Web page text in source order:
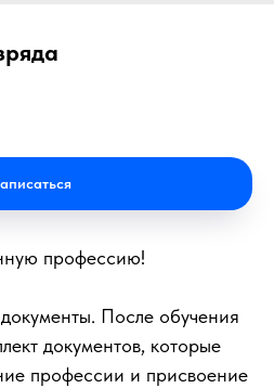
профессию!
После обучения
документов, которые
профессии и присвоение